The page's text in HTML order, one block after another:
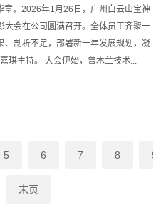
章。2026年1月26日，广州白云山宝神
会在公司圆满召开。全体员工齐聚一
剖析不足，部署新一年发展规划，凝
琪主持。 大会伊始，曾木兰技术...
5 6 7 8
末页